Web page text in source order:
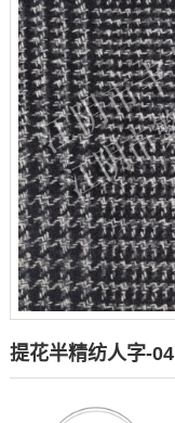
提花半精纺人字-04